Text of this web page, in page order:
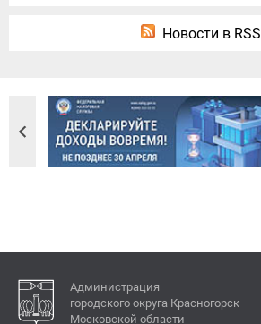
Новости в RSS
Администрация
городского округа Красногорск
Московской области